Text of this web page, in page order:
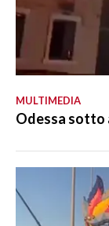
MULTIMEDIA
Odessa sotto